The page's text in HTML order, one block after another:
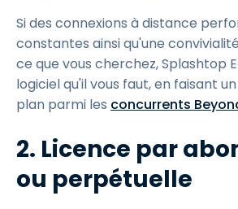
Si des connexions à distance
constantes ainsi qu'une
ce que vous cherchez, Splashtop
logiciel qu'il vous faut, en faisant
plan parmi les concurrents
2. Licence par
ou perpétuelle